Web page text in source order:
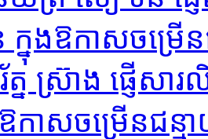
នុងឱកាសចម្រើន
ត្ន ស្រ៊ាង ផ្ញើស
កាសចម្រើនជន្ម